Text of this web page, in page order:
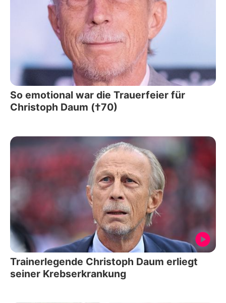
So emotional war die Trauerfeier für
Christoph Daum (†70)
Trainerlegende Christoph Daum erliegt
seiner Krebserkrankung